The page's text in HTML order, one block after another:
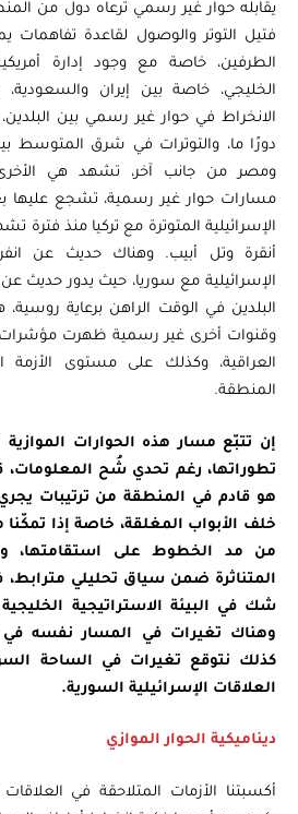
يقابله حوار غير رسمي ترعاه دول من
فتيل التوتر والوصول لقاعدة تفاهمات
الطرفين، خاصة مع وجود إدارة أمريكية
الخليجي، خاصة بين إيران والسعودية،
الانخراط في حوار غير رسمي بين
دورًا ما، والتوترات في شرق المتوسط بين
ومصر من جانب آخر، تشهد هي الأخرى
مسارات حوار غير رسمية، تشجع عليها
الإسرائيلية المتوترة مع تركيا منذ فترة
أنقرة وتل أبيب. وهناك حديث عن
الإسرائيلية مع سوريا، حيث يدور حديث
البلدين في الوقت الراهن برعاية روسية،
وقنوات أخرى غير رسمية ظهرت مؤشرات
العراقية، وكذلك على مستوى الأزمة
المنطقة.
إن تتبّع مسار هذه الحوارات الموازية
تطوراتها، رغم تحدي شُح المعلومات،
هو قادم في المنطقة من ترتيبات يجري
خلف الأبواب المغلقة، خاصة إذا تمكّنا
من مد الخطوط على استقامتها،
المتناثرة ضمن سياق تحليلي مترابط،
شك في البيئة الاستراتيجية الخليجية
وهناك تغيرات في المسار نفسه
كذلك نتوقع تغيرات في الساحة
العلاقات الإسرائيلية السورية.
ديناميكية الحوار الموازي
أكسبتنا الأزمات المتلاحقة في العلاقات